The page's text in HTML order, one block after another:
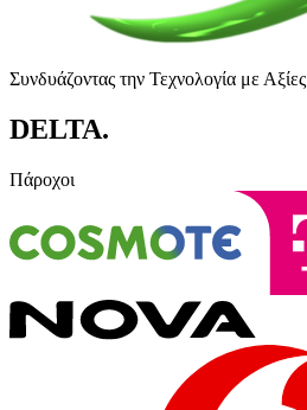
Συνδυάζοντας την Τεχνολογία με Αξίες
DELTA.
Πάροχοι